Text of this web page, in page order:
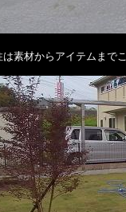
は素材からアイテムまで